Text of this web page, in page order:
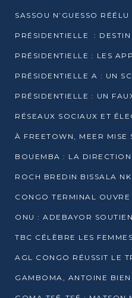
ONU : ADEBAYOR